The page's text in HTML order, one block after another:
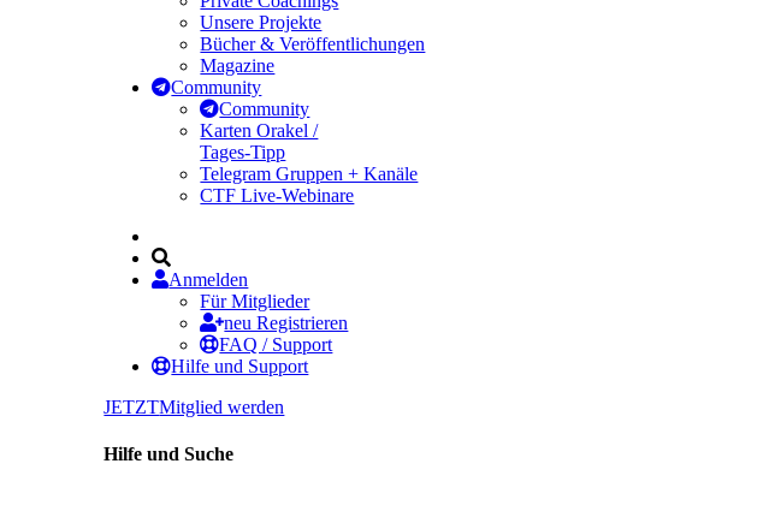
Unsere Projekte
Bücher & Veröffentlichungen
Magazine
Community
Community
Karten Orakel /
Tages-Tipp
Telegram Gruppen + Kanäle
CTF Live-Webinare
Anmelden
Für Mitglieder
neu Registrieren
FAQ / Support
Hilfe und Support
JETZTMitglied werden
Hilfe und Suche